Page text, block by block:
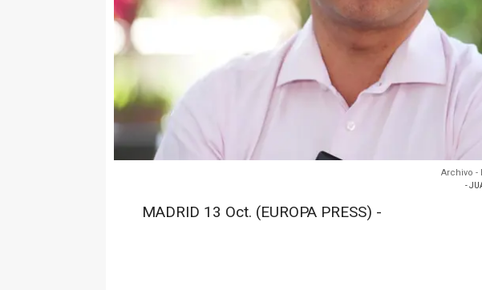
Archivo -
-
MADRID 13 Oct. (EUROPA PRESS) -